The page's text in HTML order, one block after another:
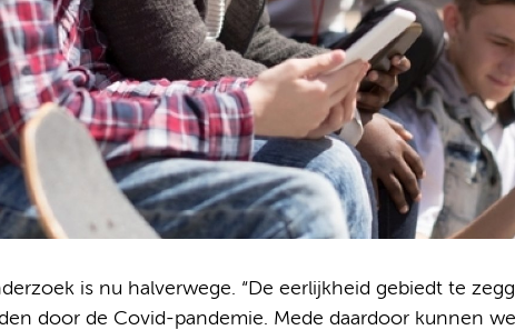
is nu halverwege. “De eerlijkheid gebiedt te
door de Covid-pandemie. Mede daardoor kunnen